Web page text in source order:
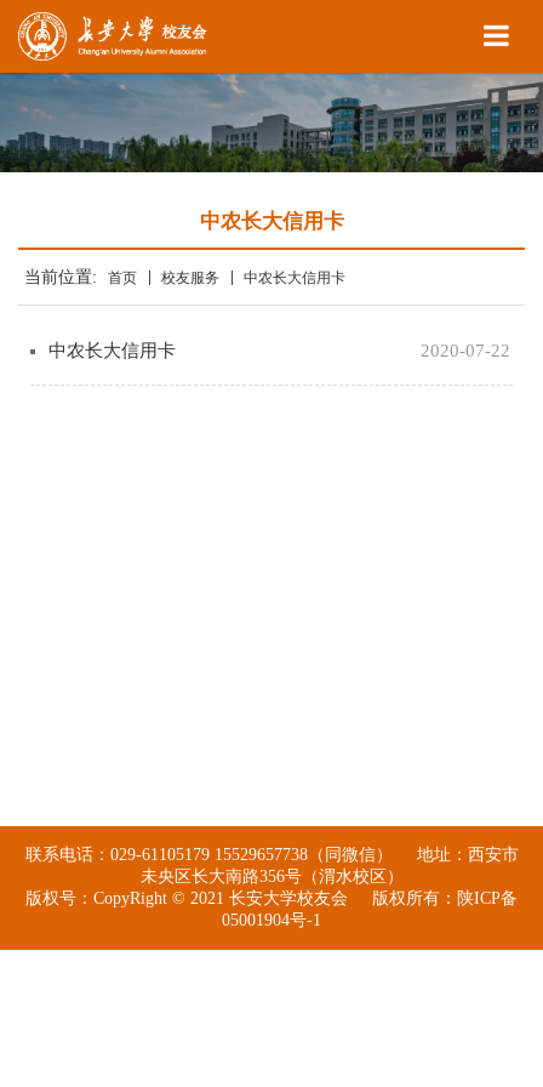
中农长大信用卡
当前位置: 首页 校友服务 中农长大信用卡
中农长大信用卡 2020-07-22
联系电话：029-61105179 15529657738（同微信） 地址：西安市
未央区长大南路356号（渭水校区）
版权号：CopyRight © 2021 长安大学校友会 版权所有：陕ICP备
05001904号-1